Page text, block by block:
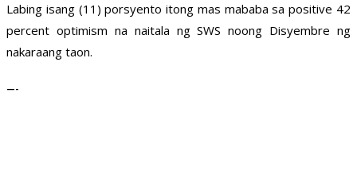
Labing isang (11) porsyento itong mas mababa sa positive 42
percent optimism na naitala ng SWS noong Disyembre ng
nakaraang taon.
—-